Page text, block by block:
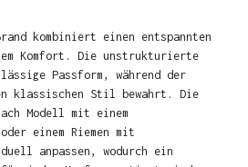
kombiniert einen entspannten
Komfort. Die unstrukturierte
Passform, während der
klassischen Stil bewahrt. Die
Modell mit einem
einem Riemen mit
anpassen, wodurch ein